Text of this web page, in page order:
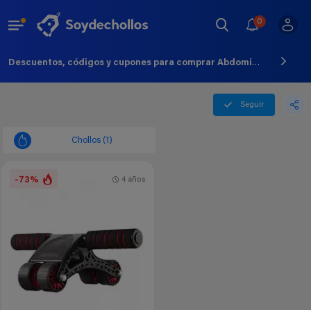
0
Descuentos, códigos y cupones para comprar Abdominal Para Ejercicio - Agosto - 2026
Seguir
Chollos (1)
-73% 4 años